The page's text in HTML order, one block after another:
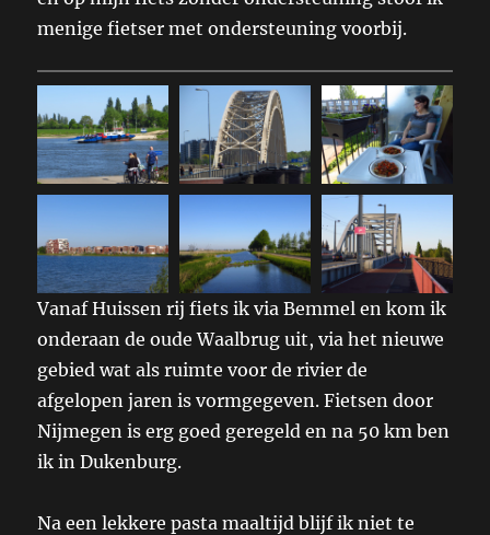
menige fietser met ondersteuning voorbij.
Vanaf Huissen rij fiets ik via Bemmel en kom ik
onderaan de oude Waalbrug uit, via het nieuwe
gebied wat als ruimte voor de rivier de
afgelopen jaren is vormgegeven. Fietsen door
Nijmegen is erg goed geregeld en na 50 km ben
ik in Dukenburg.
Na een lekkere pasta maaltijd blijf ik niet te